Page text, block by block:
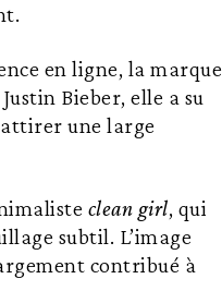
en ligne, la marque
Bieber, elle a su
une large
clean girl, qui
subtil. L’image
contribué à